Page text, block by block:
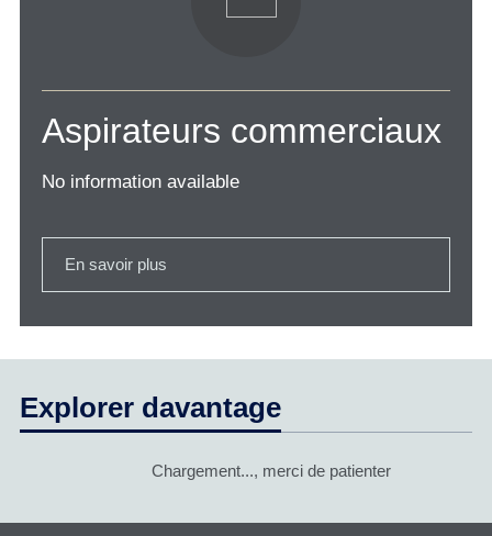
Aspirateurs commerciaux
No information available
En savoir plus
Explorer davantage
Chargement..., merci de patienter